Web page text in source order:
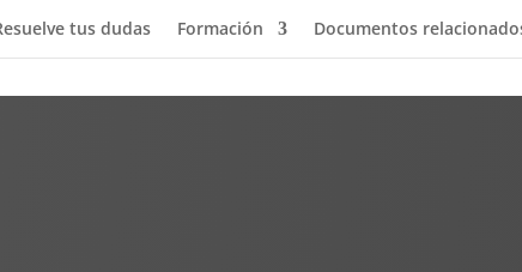
tus dudas Formación Documentos